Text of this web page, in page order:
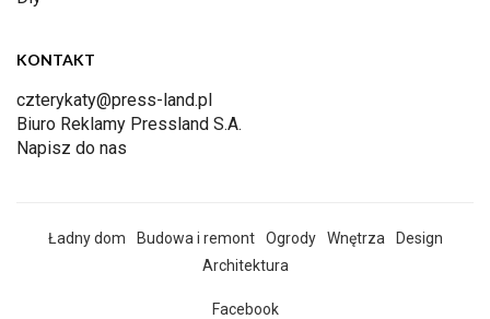
KONTAKT
czterykaty@press-land.pl
Biuro Reklamy Pressland S.A.
Napisz do nas
Ładny dom Budowa i remont Ogrody Wnętrza
Design
Architektura
Facebook